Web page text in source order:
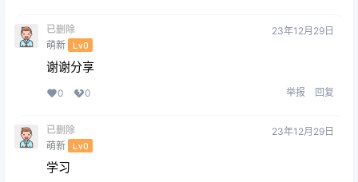
已删除
萌新 Lv0
23年12月29日
谢谢分享
0 0 举报 回复
已删除
萌新 Lv0
23年12月29日
学习